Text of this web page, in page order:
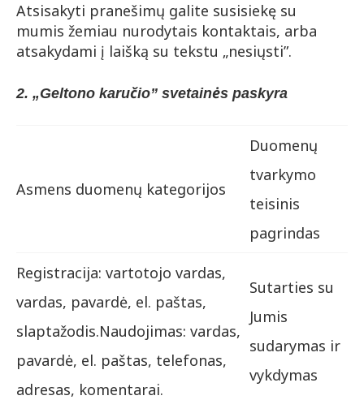
Atsisakyti pranešimų galite susisiekę su
mumis žemiau nurodytais kontaktais, arba
atsakydami į laišką su tekstu „nesiųsti”.
2. „Geltono karučio” svetainės paskyra
Asmens duomenų kategorijos
Duomenų
tvarkymo
teisinis
pagrindas
Registracija: vartotojo vardas,
vardas, pavardė, el. paštas,
slaptažodis.Naudojimas: vardas,
pavardė, el. paštas, telefonas,
adresas, komentarai.
Sutarties su
Jumis
sudarymas ir
vykdymas